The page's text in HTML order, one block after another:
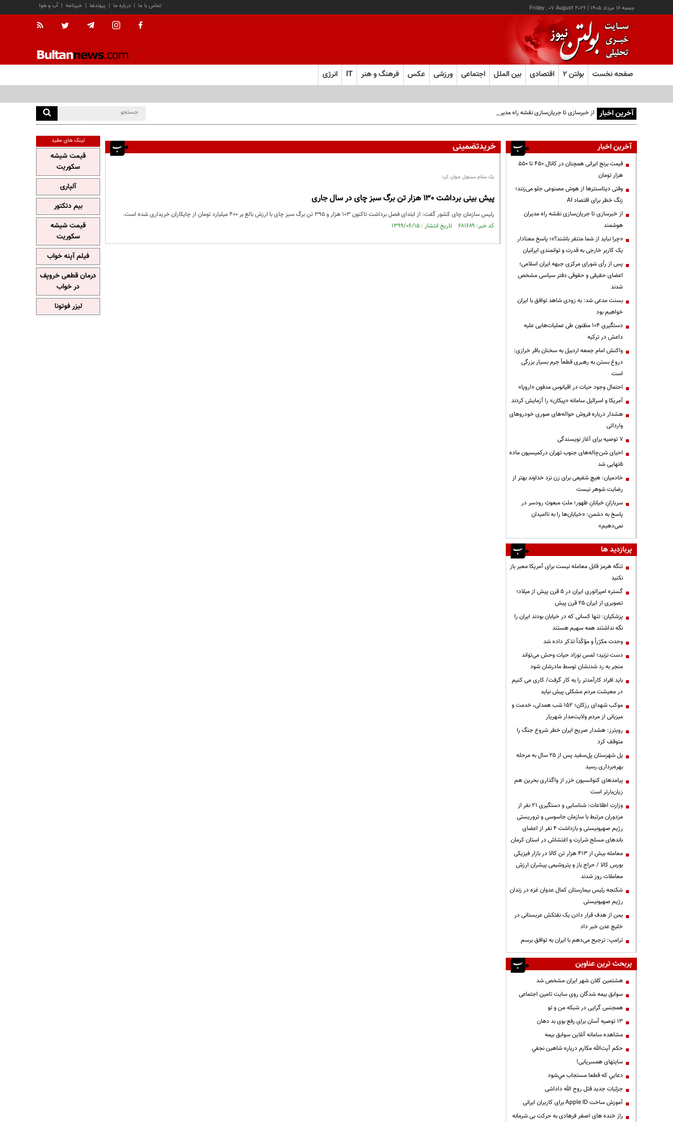
جمعه ۱۶ مرداد ۱۴۰۵ |
Friday , 07 August 2026 آب و هوا | خبرنامه | پیوندها | درباره ما | تماس با ما
صفحه نخست بولتن ۲ اقتصادی بین الملل اجتماعی ورزشی عکس فرهنگ و هنر IT انرژی
آخرین اخبار از خبرسازی تا جریان‌سازی نقشه راه مدیران هوشمند
خریدتضمینی
یک مقام مسئول عنوان کرد:
پیش بینی برداشت ۱۳۰ هزار تن برگ سبز چای در سال جاری
رئیس سازمان چای کشور گفت: از ابتدای فصل برداشت تاکنون ۱۰۳ هزار و ۳۹۵ تن برگ سبز چای با ارزش بالغ بر ۴۰۰ میلیارد تومان از چایکاران خریداری شده است.
کد خبر: ۶۸۱۶۸۹ تاریخ انتشار : ۱۳۹۹/۰۶/۱۵
آخرین اخبار
قیمت‌ برنج ایرانی همچنان در کانال ۴۵۰ تا ۵۵۰
هزار تومان
وقتی دیتاسنترها از هوش مصنوعی جلو می‌زنند؛
زنگ خطر برای اقتصاد AI
از خبرسازی تا جریان‌سازی نقشه راه مدیران
هوشمند
«چرا نباید از شما متنفر باشند؟»؛ پاسخ معنادار
یک کاربر خارجی به قدرت و توانمندی ایرانیان
پس از رأی شورای مرکزی جبهه ایران اسلامی؛
اعضای حقیقی و حقوقی دفتر سیاسی مشخص
شدند
بسنت مدعی شد: به زودی شاهد توافق با ایران
خواهیم بود
دستگیری ۱۰۴ مظنون طی عملیات‌هایی علیه
داعش در ترکیه
واکنش امام جمعه اردبیل به سخنان باقر خرازی:
دروغ بستن به رهبری قطعاً جرم بسیار بزرگی
است
احتمال وجود حیات در اقیانوس مدفون «اروپا»
آمریکا و اسرائیل سامانه «پیکان» را آزمایش کردند
هشدار درباره فروش حواله‌های صوری خودروهای
وارداتی
۷ توصیه برای آغاز نویسندگی
احیای شن‌چاله‌های جنوب تهران درکمیسیون ماده
۵نهایی شد
خادمیان: هیچ شفیعی برای زن نزد خداوند بهتر از
رضایت شوهر نیست
سربازانِ خیابانِ ظهور؛ ملتِ مبعوثِ رودسر در
پاسخ به دشمن: «خیابان‌ها را به ناامیدان
نمی‌دهیم»
پربازدید ها
تنگه هرمز قابل معامله نیست برای آمریکا معبر باز
نکنید
گستره امپراتوری ایران در ۵ قرن پیش از میلاد؛
تصویری از ایران ۲۵ قرن پیش
پزشکیان: تنها کسانی که در خیابان بودند ایران را
نگه نداشتند همه سهیم هستند
وحدت مکرّراً و مؤکّداً تذکر داده شد
دست نزنید؛ لمس نوزاد حیات وحش می‌تواند
منجر به رد شدنشان توسط مادرشان شود
باید افراد کارآمدتر را به کار گرفت/ کاری می کنیم
در معیشت مردم مشکلی پیش نیاید
موکب شهدای رزکان؛ ۱۵۲ شب همدلی، خدمت و
میزبانی از مردم ولایت‌مدار شهریار
رویترز: هشدار صریح ایران خطر شروع جنگ را
متوقف کرد
پل شهرستان پل‌سفید پس از ۲۵ سال به مرحله
بهره‌برداری رسید
پیامدهای کنوانسیون خزر از واگذاری بحرین هم
زیان‌بارتر است
وزارت اطلاعات: شناسایی و دستگیری ۲۱ نفر از
مزدوران مرتبط با سازمان جاسوسی و تروریستی
رژیم صهیونیستی و بازداشت ۴ نفر از اعضای
باندهای مسلح شرارت و اغتشاش در استان کرمان
معامله بیش از ۴۱۳ هزار تن کالا در بازار فیزیکی
بورس کالا / حراج باز و پتروشیمی پیشران ارزش
معاملات روز شدند
شکنجه رئیس بیمارستان کمال عدوان غزه در زندان
رژیم صهیونیستی
یمن از هدف قرار دادن یک نفتکش عربستانی در
خلیج عدن خبر داد
ترامپ: ترجیح می‌دهم با ایران به توافق برسم
پربحث ترین عناوین
هشتمین کلان شهر ایران مشخص شد
سوابق بیمه شدگان روی سایت تامین اجتماعی
همجنس گرایی در شبکه من و تو
13 توصیه آسان برای رفع بوی بد دهان
مشاهده سامانه آنلاين سوابق بیمه
حكم آيت‌الله مكارم درباره شاهين نجفي
سایتهای همسریابی!
دعايي كه قطعا مستجاب مي‌شود
جزئیات جدید قتل روح الله داداشی
آموزش ساخت Apple ID برای کاربران ایرانی
راز خنده های اصغر فرهادی به حرکت بی شرمانه
لینک های مفید
قیمت شیشه
سکوریت
آلپاری
بیم دتکتور
قیمت شیشه
سکوریت
فیلم آپنه خواب
درمان قطعی خروپف
در خواب
لیزر فوتونا